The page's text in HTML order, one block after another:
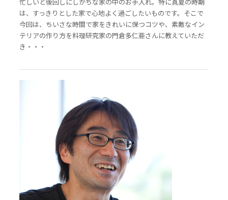
は、すっきりとした家で心地よく過ごしたいものです。そこで
今回は、ちいさな時間で家をきれいに保つコツや、素敵なイン
テリアの作り方を料理研究家の門倉多仁亜さんに教えていただ
き・・・